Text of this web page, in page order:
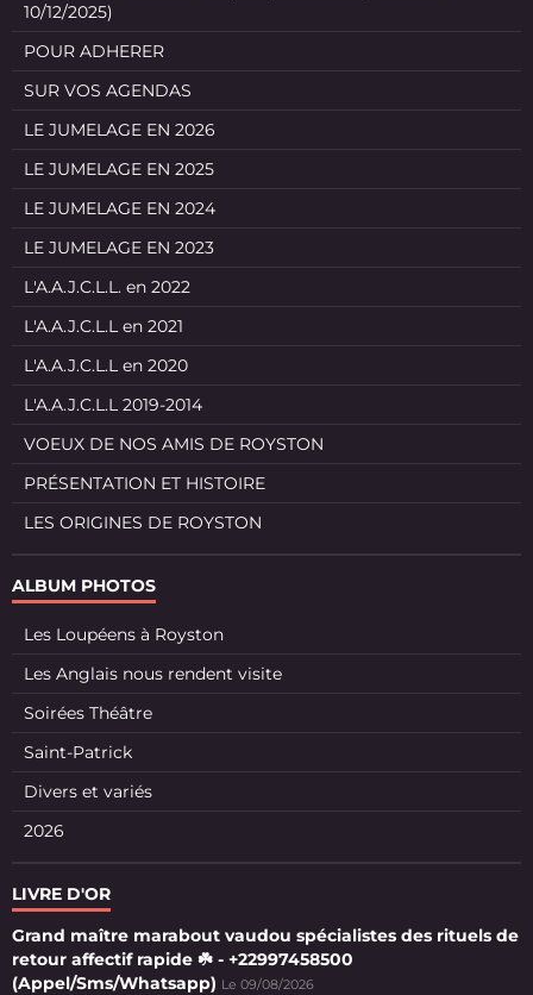
10/12/2025)
POUR ADHERER
SUR VOS AGENDAS
LE JUMELAGE EN 2026
LE JUMELAGE EN 2025
LE JUMELAGE EN 2024
LE JUMELAGE EN 2023
L'A.A.J.C.L.L. en 2022
L'A.A.J.C.L.L en 2021
L'A.A.J.C.L.L en 2020
L'A.A.J.C.L.L 2019-2014
VOEUX DE NOS AMIS DE ROYSTON
PRÉSENTATION ET HISTOIRE
LES ORIGINES DE ROYSTON
ALBUM PHOTOS
Les Loupéens à Royston
Les Anglais nous rendent visite
Soirées Théâtre
Saint-Patrick
Divers et variés
2026
LIVRE D'OR
Grand maître marabout vaudou spécialistes des rituels de
retour affectif rapide ☘️ - +22997458500
(Appel/Sms/Whatsapp) Le 09/08/2026